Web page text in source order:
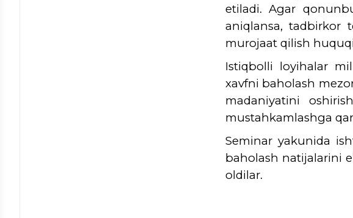
etiladi. Agar
aniqlansa, tadbirkor
murojaat qilish
Istiqbolli loyihalar
xavfni baholash
madaniyatini
mustahkamlashga
Seminar yakunida
baholash natijalarini
oldilar.